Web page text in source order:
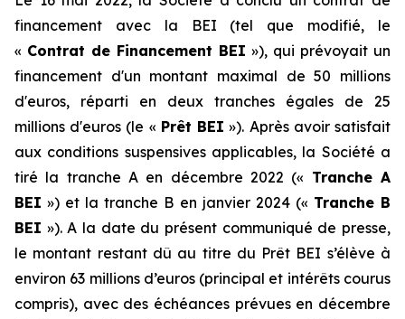
financement avec la BEI (tel que modifié, le
« Contrat de Financement BEI »), qui prévoyait un
financement d'un montant maximal de 50 millions
d'euros, réparti en deux tranches égales de 25
millions d'euros (le « Prêt BEI »). Après avoir satisfait
aux conditions suspensives applicables, la Société a
tiré la tranche A en décembre 2022 (« Tranche A
BEI ») et la tranche B en janvier 2024 (« Tranche B
BEI »). A la date du présent communiqué de presse,
le montant restant dû au titre du Prêt BEI s’élève à
environ 63 millions d’euros (principal et intérêts courus
compris), avec des échéances prévues en décembre